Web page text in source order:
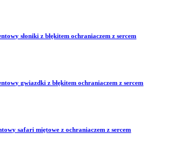
słoniki z błękitem ochraniaczem z sercem
gwiazdki z błękitem ochraniaczem z sercem
safari miętowe z ochraniaczem z sercem